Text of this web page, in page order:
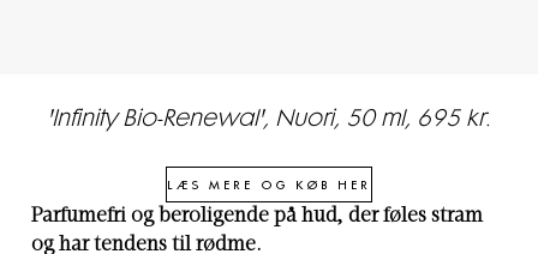
'Infinity Bio-Renewal', Nuori, 50 ml, 695 kr.
LÆS MERE OG KØB HER
Parfumefri og beroligende på hud, der føles stram
og har tendens til rødme.